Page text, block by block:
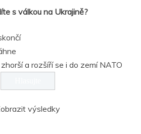
s válkou na Ukrajině?
a rozšíří se i do zemí NATO
výsledky